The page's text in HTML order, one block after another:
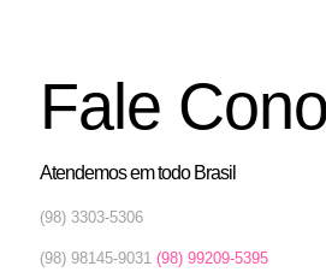
Fale
Atendemos em todo Brasil
(98) 3303-5306
(98) 98145-9031 (98) 99209-5395